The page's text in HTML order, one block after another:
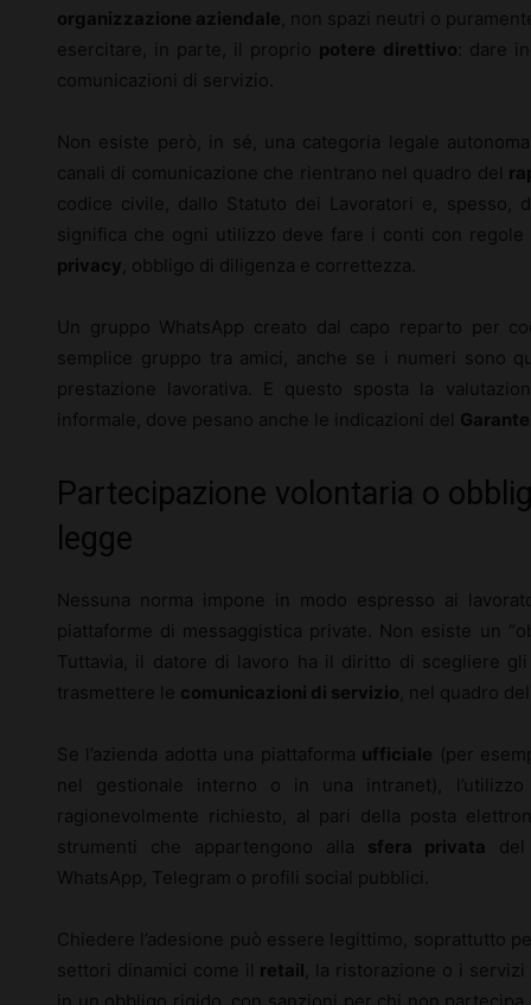
organizzazione aziendale , non spazi neutri o
esercitare, in parte, il proprio potere direttivo : dare
comunicazioni di servizio.
Non esiste però, in sé, una categoria legale
canali di comunicazione che rientrano nel quadro del
codice civile, dallo Statuto dei Lavoratori e, spesso,
significa che ogni utilizzo deve fare i conti con
privacy , obbligo di diligenza e correttezza.
Un gruppo WhatsApp creato dal capo reparto per
semplice gruppo tra amici, anche se i numeri sono
prestazione lavorativa. E questo sposta la
informale, dove pesano anche le indicazioni del
Partecipazione volontaria o
legge
Nessuna norma impone in modo espresso ai
piattaforme di messaggistica private. Non esiste un
Tuttavia, il datore di lavoro ha il diritto di scegliere
trasmettere le comunicazioni di servizio , nel quadro
Se l’azienda adotta una piattaforma ufficiale (per
nel gestionale interno o in una intranet),
ragionevolmente richiesto, al pari della posta
strumenti che appartengono alla sfera privata
del
WhatsApp, Telegram o profili social pubblici.
Chiedere l’adesione può essere legittimo, soprattutto
settori dinamici come il retail , la ristorazione o i